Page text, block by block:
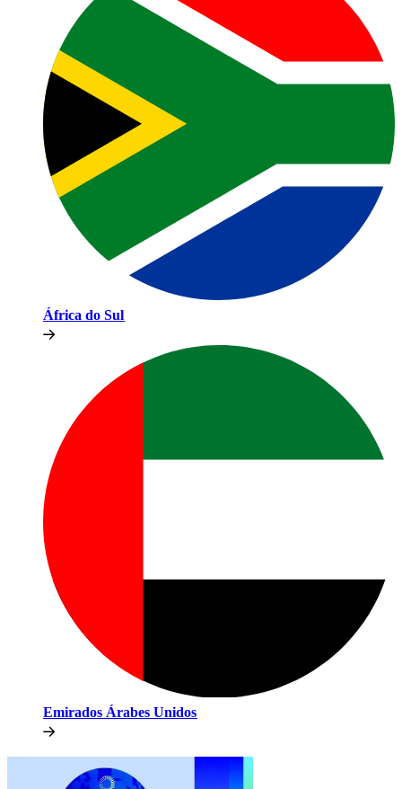
África do Sul​​
Emirados Árabes Unidos​​